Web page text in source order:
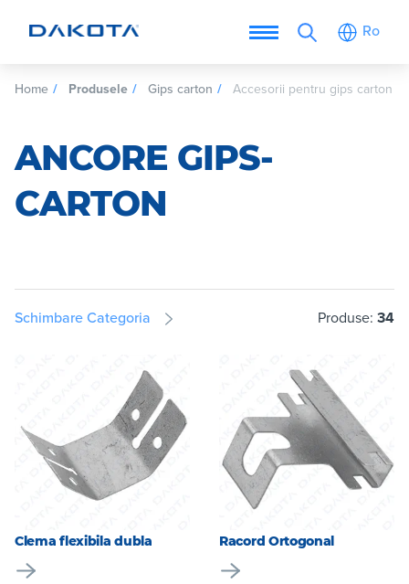
Ro
Home Produsele Gips carton Accesorii pentru gips carton
ANCORE GIPS-
CARTON
Schimbare Categoria Produse: 34
Clema flexibila dubla Racord Ortogonal